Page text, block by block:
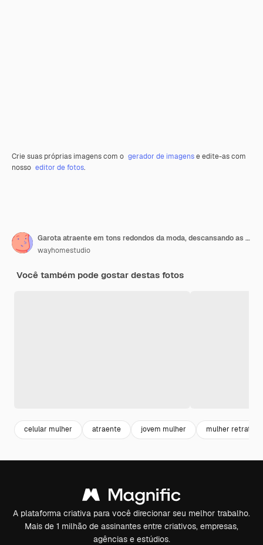
Crie suas próprias imagens com o gerador de imagense edite-as com
nosso editor de fotos.
Garota atraente em tons redondos da moda, descansando as mãos na mesa de madeira com telefone celular, batido fresco e tigela de frutas enquanto tomava o café da manhã em um café ao ar livre, esperando por amigos, sorrindo e olhando
wayhomestudio
Você também pode gostar destas fotos
celular mulher atraente jovem mulher mulher retrato
A plataforma criativa para você direcionar seu melhor trabalho.
Mais de 1 milhão de assinantes entre criativos, empresas,
agências e estúdios.